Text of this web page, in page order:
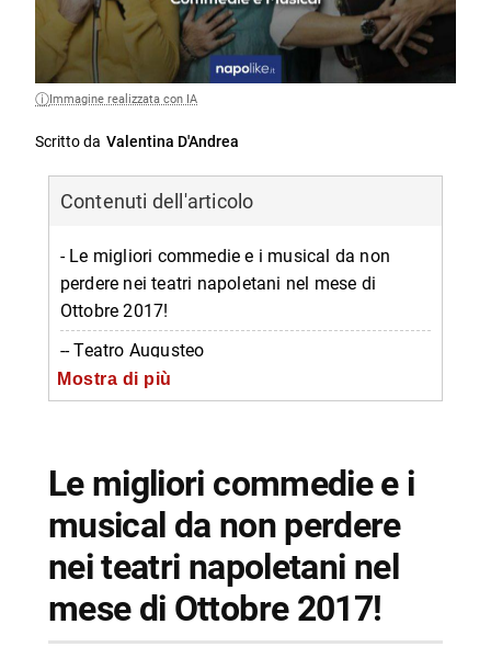
Immagine realizzata con IA
Scritto da Valentina D'Andrea
Contenuti dell'articolo
- Le migliori commedie e i musical da non
perdere nei teatri napoletani nel mese di
Ottobre 2017!
-- Teatro Augusteo
--
-- Teatro Totò
-- Teatro Sannazaro
Mostra di più
Le migliori commedie e i
musical da non perdere
nei teatri napoletani nel
mese di Ottobre 2017!